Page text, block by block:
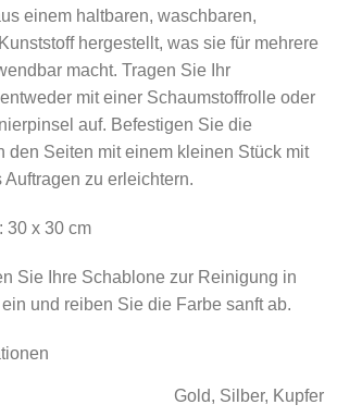
einem haltbaren, waschbaren,
hergestellt, was sie für mehrere
macht. Tragen Sie Ihr
mit einer Schaumstoffrolle oder
auf. Befestigen Sie die
den Seiten mit einem kleinen Stück mit
Auftragen zu erleichtern.
: 30 x 30 cm
Sie Ihre Schablone zur Reinigung in
und reiben Sie die Farbe sanft ab.
Gold, Silber, Kupfer